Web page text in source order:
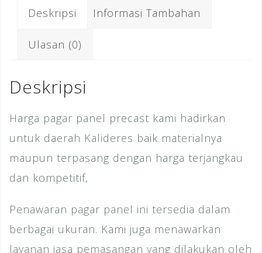
Kalideres
e
b
k
e
r
e r e
Deskripsi Informasi Tambahan
Ulasan (0)
Deskripsi
Harga pagar panel precast kami hadirkan
untuk daerah Kalideres baik materialnya
maupun terpasang dengan harga terjangkau
dan kompetitif,
Penawaran pagar panel ini tersedia dalam
berbagai ukuran. Kami juga menawarkan
layanan jasa pemasangan yang dilakukan oleh